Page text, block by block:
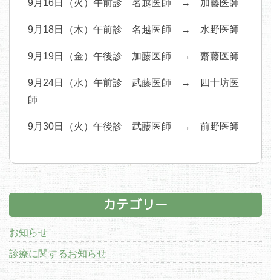
9月16日（火）午前診 名越医師 → 加藤医師
9月18日（木）午前診 名越医師 → 水野医師
9月19日（金）午後診 加藤医師 → 齋藤医師
9月24日（水）午前診 武藤医師 → 四十坊医
師
9月30日（火）午後診 武藤医師 → 前野医師
カテゴリー
お知らせ
診療に関するお知らせ